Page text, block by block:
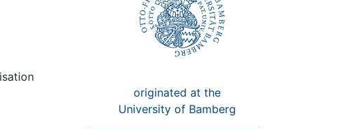
originated at the
University of Bamberg